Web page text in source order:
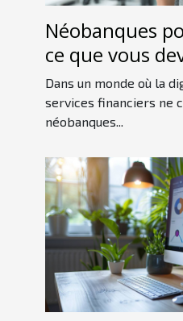
Néobanques
ce que vous
avant de
Dans un monde où la
services financiers ne
néobanques...